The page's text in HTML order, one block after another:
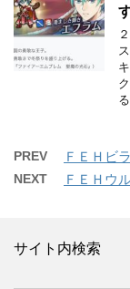
PREV ＦＥＨビ
NEXT ＦＥＨウ
サイト内検索